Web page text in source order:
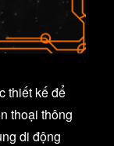
thiết kế để
thoại thông
di động